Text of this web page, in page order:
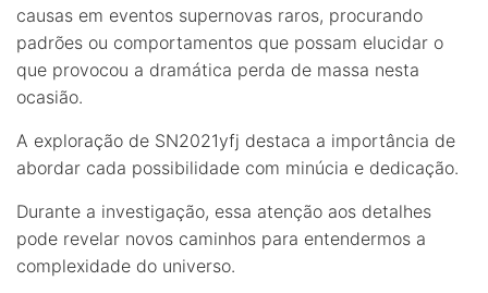
causas em eventos supernovas raros, procurando
padrões ou comportamentos que possam elucidar o
que provocou a dramática perda de massa nesta
ocasião.
A exploração de SN2021yfj destaca a importância de
abordar cada possibilidade com minúcia e dedicação.
Durante a investigação, essa atenção aos detalhes
pode revelar novos caminhos para entendermos a
complexidade do universo.